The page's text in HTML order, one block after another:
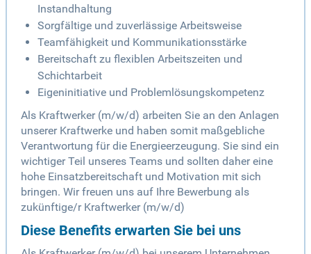
Instandhaltung
Sorgfältige und zuverlässige Arbeitsweise
Teamfähigkeit und Kommunikationsstärke
Bereitschaft zu flexiblen Arbeitszeiten und
Schichtarbeit
Eigeninitiative und Problemlösungskompetenz
Als Kraftwerker (m/w/d) arbeiten Sie an den Anlagen
unserer Kraftwerke und haben somit maßgebliche
Verantwortung für die Energieerzeugung. Sie sind ein
wichtiger Teil unseres Teams und sollten daher eine
hohe Einsatzbereitschaft und Motivation mit sich
bringen. Wir freuen uns auf Ihre Bewerbung als
zukünftige/r Kraftwerker (m/w/d)
Diese Benefits erwarten Sie bei uns